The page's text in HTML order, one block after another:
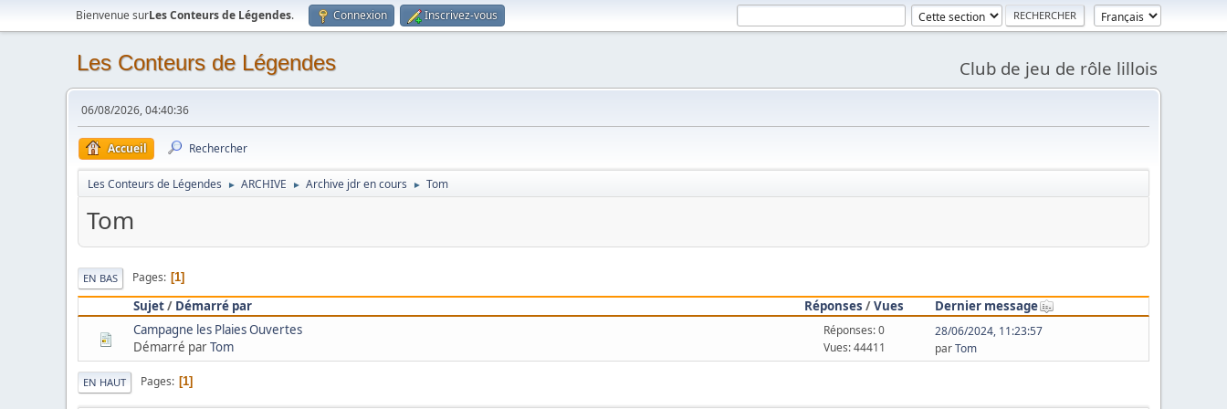
Bienvenue surLes Conteurs de Légendes. Connexion Inscrivez-vous
Les Conteurs de Légendes Club de jeu de rôle lillois
06/08/2026, 04:40:36
Accueil Rechercher
Les Conteurs de Légendes ► ARCHIVE ► Archive jdr en cours ► Tom
Tom
EN BAS Pages 1
Sujet/ Démarré par Réponses /Vues
Dernier message
Campagne les Plaies Ouvertes
Démarré parTom
Réponses: 0
Vues: 44411
28/06/2024, 11:23:57
parTom
EN HAUT Pages 1